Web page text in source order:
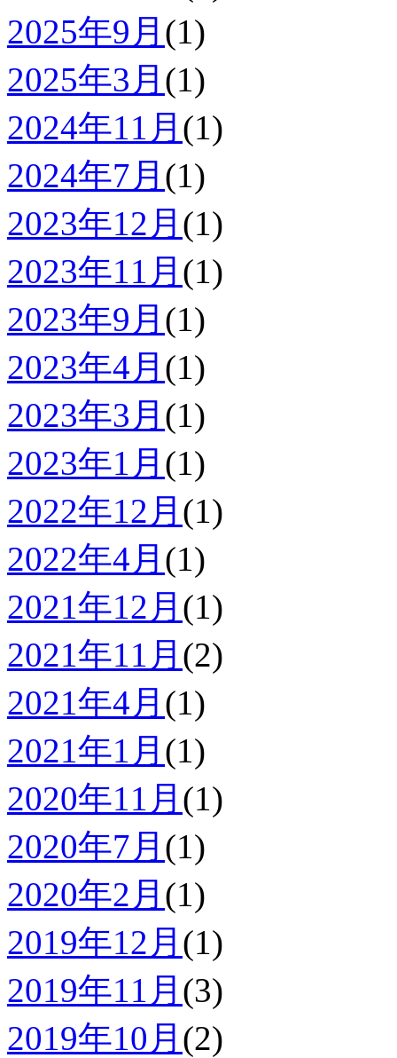
2025年9月 (1)
2025年3月 (1)
2024年11月 (1)
2024年7月 (1)
2023年12月 (1)
2023年11月 (1)
2023年9月 (1)
2023年4月 (1)
2023年3月 (1)
2023年1月 (1)
2022年12月 (1)
2022年4月 (1)
2021年12月 (1)
2021年11月 (2)
2021年4月 (1)
2021年1月 (1)
2020年11月 (1)
2020年7月 (1)
2020年2月 (1)
2019年12月 (1)
2019年11月 (3)
2019年10月 (2)